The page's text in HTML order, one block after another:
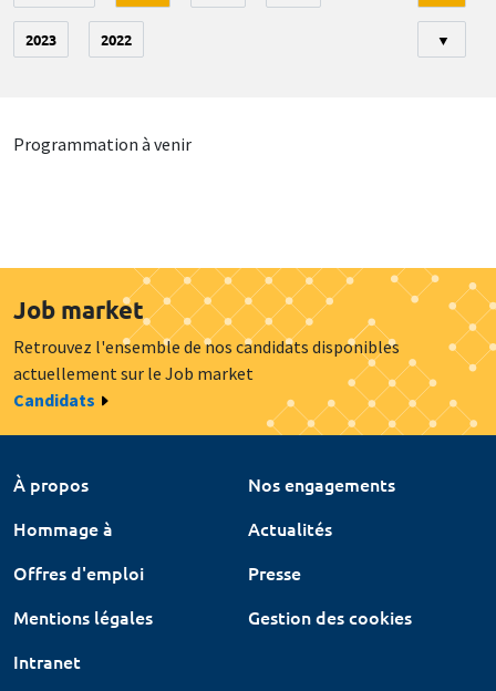
2023 2022 ▼
Programmation à venir
Job market
Retrouvez l'ensemble de nos candidats disponibles
actuellement sur le Job market
Candidats
À propos
Nos engagements
Hommage à
Actualités
Offres d'emploi
Presse
Mentions légales
Gestion des cookies
Intranet